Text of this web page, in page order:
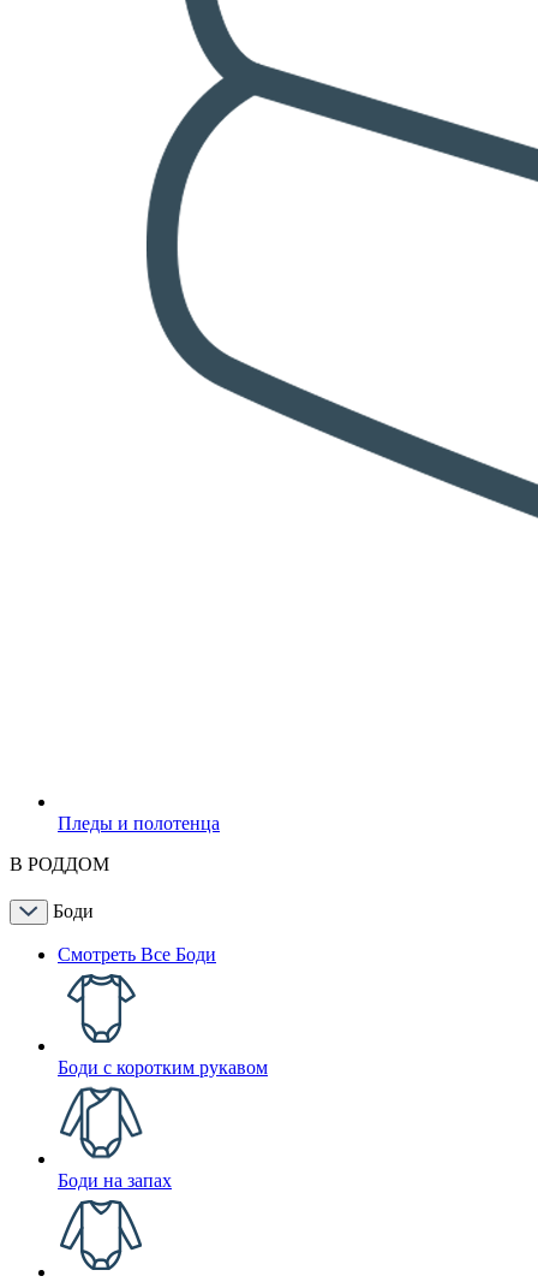
Пледы и полотенца
В РОДДОМ
Боди
Смотреть Все Боди
Боди с коротким рукавом
Боди на запах